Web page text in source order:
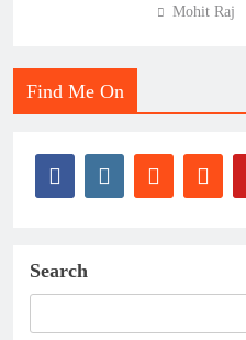
Mohit Raj
Find Me On
Search